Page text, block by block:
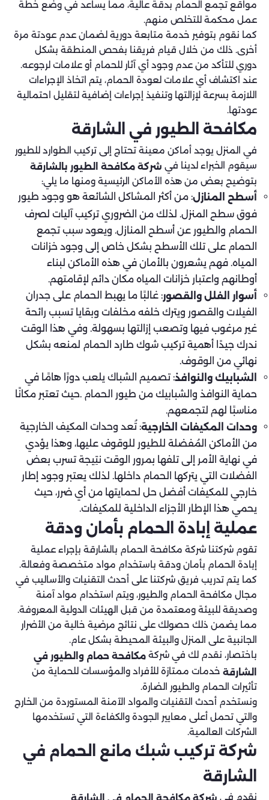
مواقع تجمع الحمام بدقة عالية، مما يساعد في وضع خطة
عمل محكمة للتخلص منهم.
كما نقوم بتوفير خدمة متابعة دورية لضمان عدم عودتة مرة
أخرى. ذلك من خلال قيام فريقنا بفحص المنطقة بشكل
دوري للتأكد من عدم وجود أي آثار للحمام أو علامات لرجوعه.
عند اكتشاف أي علامات لعودة الحمام، يتم اتخاذ الإجراءات
اللازمة بسرعة لإزالتها وتنفيذ إجراءات إضافية لتقليل احتمالية
عودتها.
مكافحة الطيور في الشارقة
في المنزل يوجد أماكن معينة تحتاج إلى تركيب الطوارد للطيور
سيقوم الخبراء لدينا في شركة مكافحة الطيور بالشارقة
بتوضيح بعض من هذه الأماكن الرئيسية ومنها ما يلي:
أسطح المنازل: من أكثر المشاكل الشائعة هو وجود طيور
فوق سطح المنزل. لذلك من الضروري تركيب آليات لصرف
الحمام والطيور عن أسطح المنازل. ويعود سبب تجمع
الحمام على تلك الأسطح بشكل خاص إلى وجود خزانات
المياه. فهم يشعرون بالأمان في هذه الأماكن لبناء
أوطانهم واعتبار خزانات المياه مكان دائم لإقامتهم.
أسوار الفلل والقصور: غالبًا ما يهبط الحمام على جدران
الفيلات والقصور ويترك خلفه مخلفات وبقايا تسبب رائحة
غير مرغوب فيها وتصعب إزالتها بسهولة. وفي هذا الوقت
ندرك جيدًا أهمية تركيب شوك طارد الحمام لمنعه بشكل
نهائي من الوقوف.
الشبابيك والنوافذ: تصميم الشباك يلعب دورًا هامًا في
حماية النوافذ والشبابيك من طيور الحمام .حيث تعتبر مكانًا
مناسبًا لهم لتجمعهم.
وحدات المكيفات الخارجية: تُعد وحدات المكيف الخارجية
من الأماكن المُفضلة للطيور للوقوف عليها، وهذا يؤدي
في نهاية الأمر إلى تلفها بمرور الوقت نتِيجة تسرب بعض
الفضلات التي يتركها الحمام داخلها. لذلك يعتبر وجود إطار
خارجي للمكيفات أفضل حل لحمايتها من أي ضرر، حيث
يحمي هذا الإطار الأجزاء الداخلية للمكيفات.
عملية إبادة الحمام بأمان ودقة
تقوم شركتنا شركة مكافحة الحمام بالشارقة بإجراء عملية
إبادة الحمام بأمان ودقة باستخدام مواد متخصصة وفعالة.
كما يتم تدريب فريق شركتنا على أحدث التقنيات والأساليب في
مجال مكافحة الحمام والطيور، ويتم استخدام مواد آمنة
وصديقة للبيئة ومعتمدة من قبل الهيئات الدولية المعروفة.
مما يضمن ذلك حصولك على نتائج مرضية خالية من الأضرار
الجانبية على المنزل والبيئة المحيطة بشكل عام.
باختصار، نقدم لك في شركة مكافحة حمام والطيور في
الشارقة خدمات ممتازة للأفراد والمؤسسات للحماية من
تأثيرات الحمام والطيور الضارة.
ونستخدم أحدث التقنيات والمواد الآمنة المستوردة من الخارج
والتي تحمل أعلى معايير الجودة والكفاءة التي تستخدمها
الشركات العالمية.
شركة تركيب شبك مانع الحمام في
الشارقة
نقدم في